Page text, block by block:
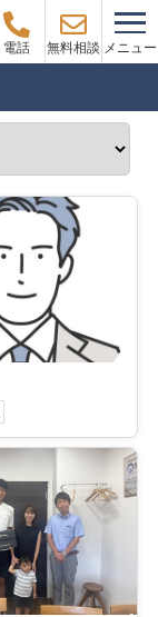
電話 無料相談 メニュー